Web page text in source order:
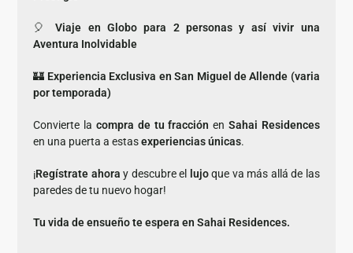
🎈Viaje en Globo para 2 personas y así vivir una
Aventura Inolvidable
🏰 Experiencia Exclusiva en San Miguel de Allende (varia
por temporada)
Convierte la compra de tu fracción en Sahai Residences
en una puerta a estasexperiencias únicas.
¡Regístrate ahora y descubre el lujoque va más allá de las
paredes de tu nuevo hogar!
Tu vida de ensueño te espera en Sahai Residences.